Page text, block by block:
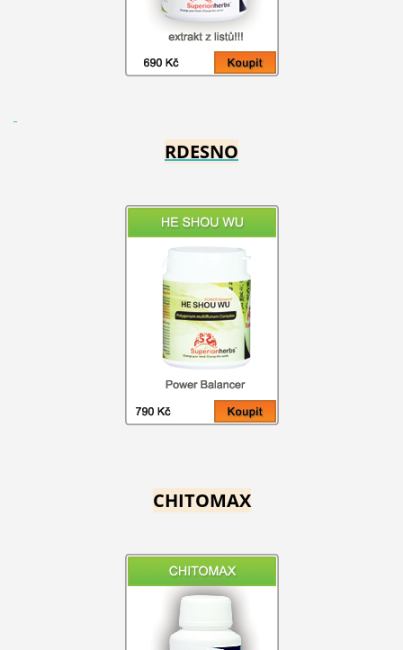
RDESNO
CHITOMAX